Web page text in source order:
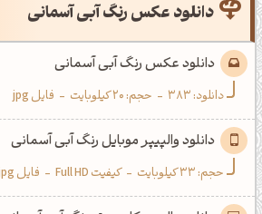
دانلود عکس رنگ آبی آسمانی
دانلود عکس رنگ آبی آسمانی
دانلود:383
- حجم: 20 کیلوبایت - فایل jpg
دانلود والپیپر موبایل رنگ آبی آسمانی
حجم: 33 کیلوبایت - کیفیت Full HD - فایل jpg